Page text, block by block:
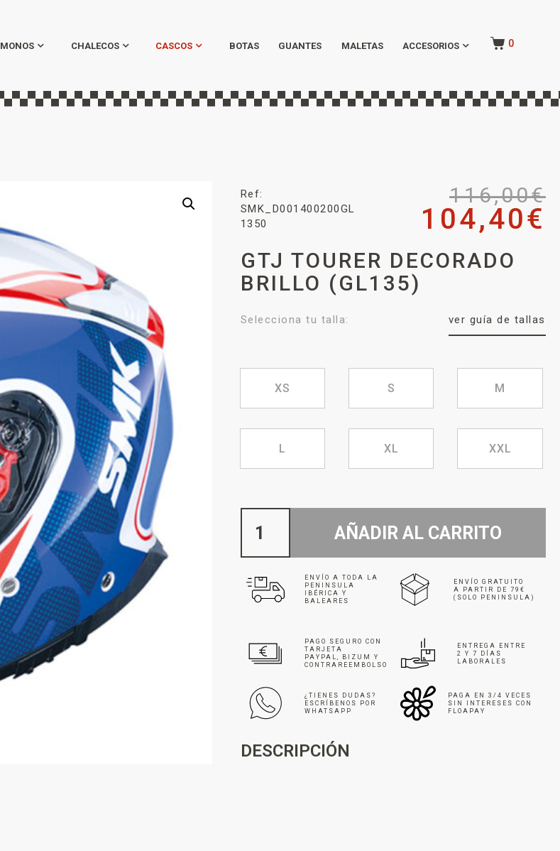
MONOS CHALECOS CASCOS BOTAS GUANTES MALETAS ACCESORIOS 0
Ref:
SMK_D001400200GL
1350
116,00€
104,40€
GTJ TOURER DECORADO
BRILLO (GL135)
Selecciona tu talla: ver guía de tallas
XS S M
L XL XXL
AÑADIR AL CARRITO
ENVÍO A TODA LA
PENINSULA
IBÉRICA Y
BALEARES
ENVÍO GRATUITO
A PARTIR DE 79€
(SOLO PENINSULA)
PAGO SEGURO CON
TARJETA
PAYPAL, BIZUM Y
CONTRAREEMBOLSO
ENTREGA ENTRE
2 Y 7 DÍAS
LABORALES
¿TIENES DUDAS?
ESCRÍBENOS POR
WHATSAPP
PAGA EN 3/4 VECES
SIN INTERESES CON
FLOAPAY
DESCRIPCIÓN